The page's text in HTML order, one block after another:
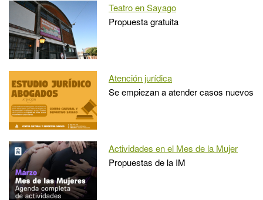
Teatro en Sayago
Propuesta gratuita
Atención jurídica
Se empiezan a atender casos nuevos
Actividades en el Mes de la Mujer
Propuestas de la IM